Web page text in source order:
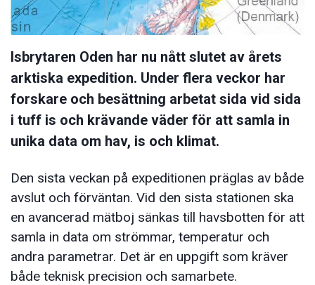
Isbrytaren Oden har nu nått slutet av årets
arktiska expedition. Under flera veckor har
forskare och besättning arbetat sida vid sida
i tuff is och krävande väder för att samla in
unika data om hav, is och klimat.
Den sista veckan på expeditionen präglas av både
avslut och förväntan. Vid den sista stationen ska
en avancerad mätboj sänkas till havsbotten för att
samla in data om strömmar, temperatur och
andra parametrar. Det är en uppgift som kräver
både teknisk precision och samarbete.